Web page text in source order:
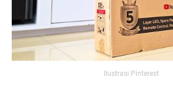
Ilustrasi Pinterest